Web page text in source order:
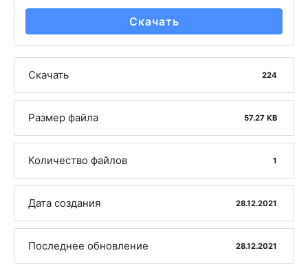
Скачать
Скачать 224
Размер файла 57.27 KB
Количество файлов 1
Дата создания 28.12.2021
Последнее обновление 28.12.2021